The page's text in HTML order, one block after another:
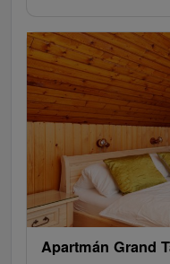
Apartmán Grand